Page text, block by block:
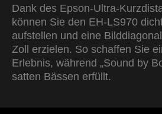
Dank des Epson-Ultra-
können Sie den EH-LS970
aufstellen und eine
Zoll erzielen. So schaffen Sie
Erlebnis, während „Sound by
satten Bässen erfüllt.